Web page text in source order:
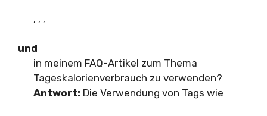
, , ,
und
in meinem FAQ-Artikel zum Thema
Tageskalorienverbrauch zu verwenden?
Antwort: Die Verwendung von Tags wie